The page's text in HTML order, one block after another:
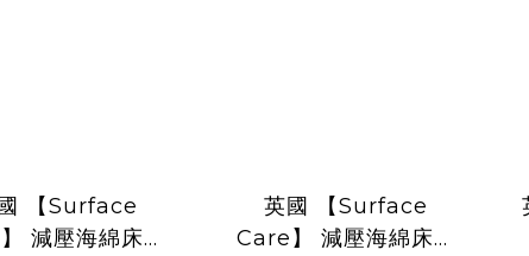
【Surface
減壓海綿床褥
英國 【Surface
Care】 減壓海綿床褥